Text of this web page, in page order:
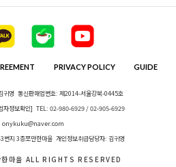
PRIVACY POLICY GUIDE
귀영 통신판매업번호: 제2014-서울강북-0445호
자정보확인] TEL: 02-980-6929 / 02-905-6929
onykuku@naver.com
번지 3층쪼만한마을 개인정보취급담당자: 김귀영
마을 ALL RIGHTS RESERVED